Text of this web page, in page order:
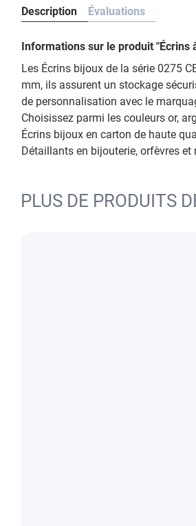
Description Évaluations
Informations sur le produit "Écrins
Les Écrins bijoux de la série 0275
mm, ils assurent un stockage
de personnalisation avec le
Choisissez parmi les couleurs or,
Écrins bijoux en carton de haute
Détaillants en bijouterie, orfèvres
PLUS DE PRODUITS